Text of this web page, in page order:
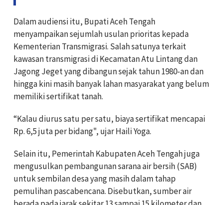
Dalam audiensi itu, Bupati Aceh Tengah
menyampaikan sejumlah usulan prioritas kepada
Kementerian Transmigrasi. Salah satunya terkait
kawasan transmigrasi di Kecamatan Atu Lintang dan
Jagong Jeget yang dibangun sejak tahun 1980-an dan
hingga kini masih banyak lahan masyarakat yang belum
memiliki sertifikat tanah.
“Kalau diurus satu per satu, biaya sertifikat mencapai
Rp. 6,5 juta per bidang", ujar Haili Yoga.
Selain itu, Pemerintah Kabupaten Aceh Tengah juga
mengusulkan pembangunan sarana air bersih (SAB)
untuk sembilan desa yang masih dalam tahap
pemulihan pascabencana. Disebutkan, sumber air